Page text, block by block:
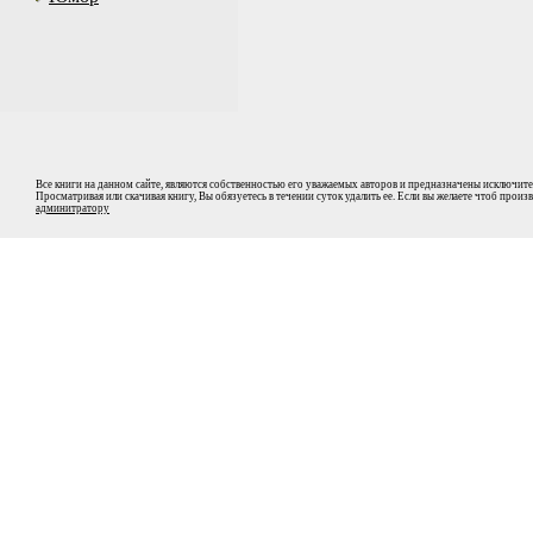
Все книги на данном сайте, являются собственностью его уважаемых авторов и предназначены
Просматривая или скачивая книгу, Вы обязуетесь в течении суток удалить ее. Если вы желаете чтоб
админитратору